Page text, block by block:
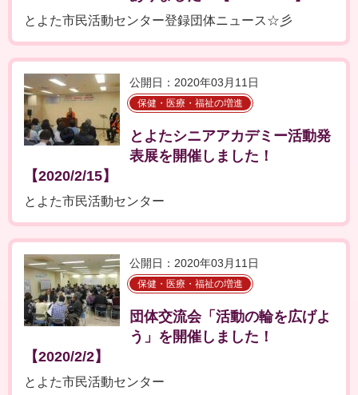
とよた市民活動センター登録団体ニュース☆彡
公開日：2020年03月11日
保健・医療・福祉の増進
とよたシニアアカデミー活動発
表展を開催しました！
【2020/2/15】
とよた市民活動センター
公開日：2020年03月11日
保健・医療・福祉の増進
団体交流会「活動の輪を広げよ
う」を開催しました！
【2020/2/2】
とよた市民活動センター